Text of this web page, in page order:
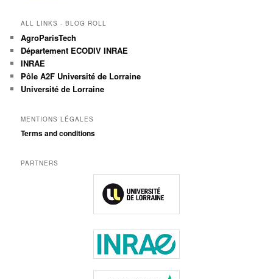
ALL LINKS - BLOG ROLL
AgroParisTech
Département ECODIV INRAE
INRAE
Pôle A2F Université de Lorraine
Université de Lorraine
MENTIONS LÉGALES
Terms and conditions
PARTNERS